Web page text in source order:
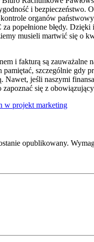
i bezpieczeństwo.
organów
za popełnione błędy.
musieli martwić się o
i fakturą są zauważalne
szczególnie gdy
Nawet, jeśli naszymi
się z
opublikowany.